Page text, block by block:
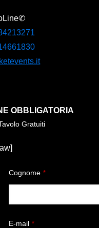
OBBLIGATORIA
Cognome *
E-mail *